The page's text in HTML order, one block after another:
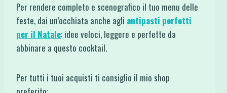
Per rendere completo e scenografico il tuo menu delle
feste, dai un’occhiata anche agli antipasti perfetti
per il Natale: idee veloci, leggere e perfette da
abbinare a questo cocktail.
Per tutti i tuoi acquisti ti consiglio il mio shop